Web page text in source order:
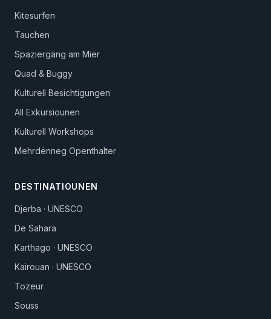
Kitesurfen
Tauchen
Spaziergäng am Mier
Quad & Buggy
Kulturell Besichtigungen
All Exkursiounen
Kulturell Workshops
Mehrdënneg Openthalter
DESTINATIOUNEN
Djerba · UNESCO
De Sahara
Karthago · UNESCO
Kairouan · UNESCO
Tozeur
Souss